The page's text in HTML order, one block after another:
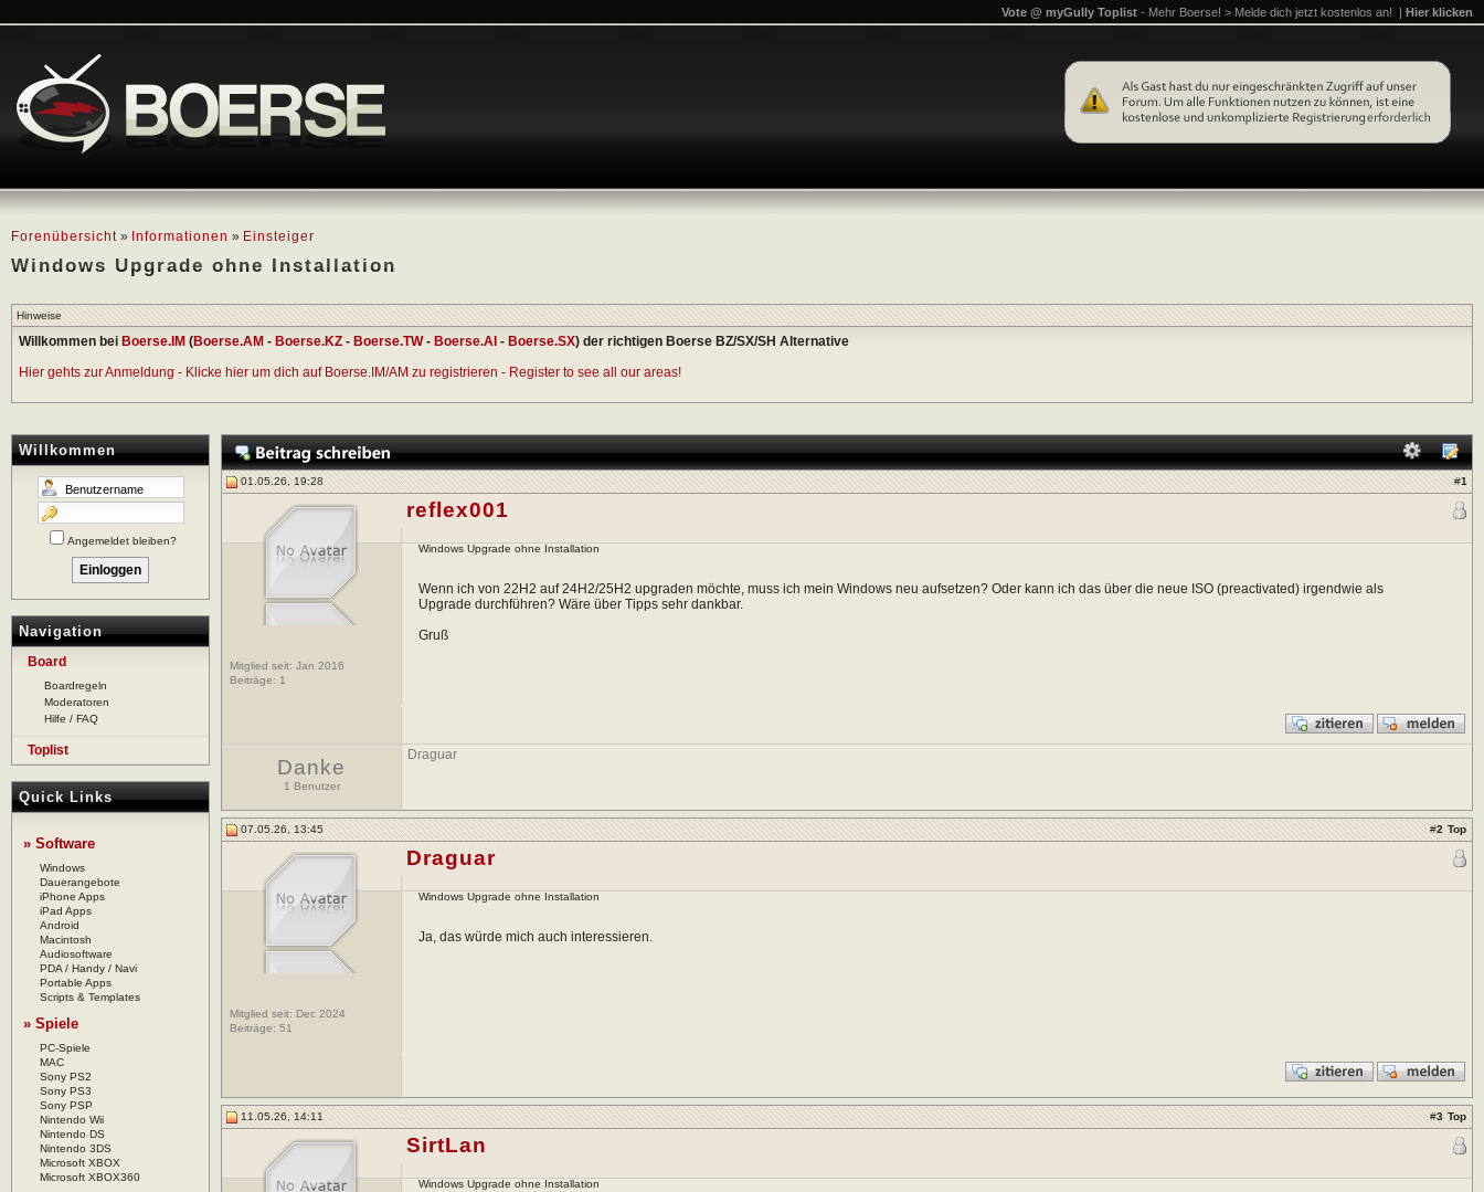
Forenübersicht » Informationen » Einsteiger
Windows Upgrade ohne Installation
Vote @ myGully Toplist - Mehr Boerse! > Melde dich jetzt kostenlos an! | Hier klicken
Hinweise
Willkommen bei Boerse.IM (Boerse.AM - Boerse.KZ - Boerse.TW- Boerse.AI - Boerse.SX) der richtigen Boerse BZ/SX/SH Alternative
Hier gehts zur Anmeldung - Klicke hier um dich auf Boerse.IM/AM zu registrieren - Register to see all our areas!
Willkommen
Angemeldet bleiben?
Navigation
Board
Boardregeln
Moderatoren
Hilfe / FAQ
Toplist
Quick Links
» Software
Windows
Dauerangebote
iPhone Apps
iPad Apps
Android
Macintosh
Audiosoftware
PDA / Handy / Navi
Portable Apps
Scripts & Templates
» Spiele
PC-Spiele
MAC
Sony PS2
Sony PS3
Sony PSP
Nintendo Wii
Nintendo DS
Nintendo 3DS
Microsoft XBOX
Microsoft XBOX360
01.05.26, 19:28 #1
Mitglied seit: Jan 2016
Beiträge: 1
reflex001
Windows Upgrade ohne Installation
Wenn ich von 22H2 auf 24H2/25H2 upgraden möchte, muss ich mein Windows neu aufsetzen? Oder kann ich das über die neue ISO (preactivated) irgendwie als
Upgrade durchführen? Wäre über Tipps sehr dankbar.
Gruß
Danke
1 Benutzer
Draguar
07.05.26, 13:45 #2 Top
Mitglied seit: Dec 2024
Beiträge: 51
Draguar
Windows Upgrade ohne Installation
Ja, das würde mich auch interessieren.
11.05.26, 14:11 #3 Top
SirtLan
Windows Upgrade ohne Installation